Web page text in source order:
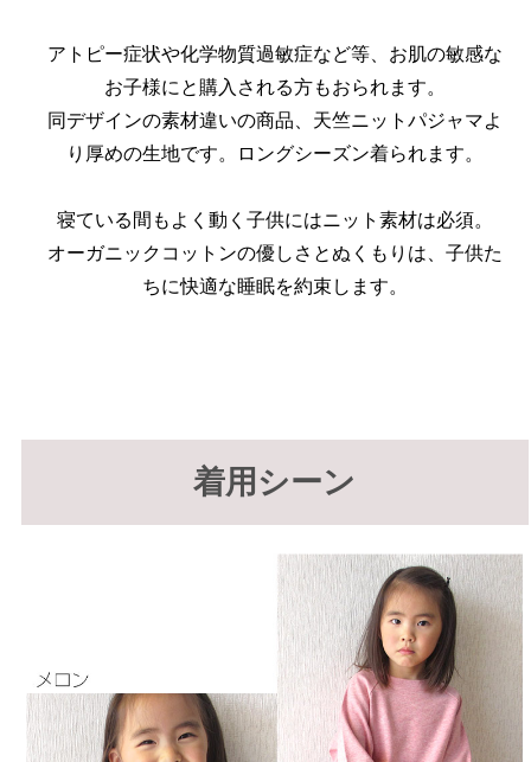
アトピー症状や化学物質過敏症など等、お肌の敏感な
お子様にと購入される方もおられます。
同デザインの素材違いの商品、天竺ニットパジャマよ
り厚めの生地です。ロングシーズン着られます。
寝ている間もよく動く子供にはニット素材は必須。
オーガニックコットンの優しさとぬくもりは、子供た
ちに快適な睡眠を約束します。
着用シーン